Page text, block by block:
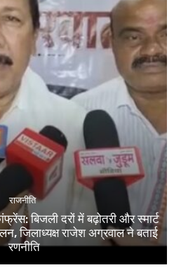
राजनीति
बिजली दरों में बढ़ोतरी और स्मार्ट
जिलाध्यक्ष राजेश अग्रवाल ने बताई
रणनीति